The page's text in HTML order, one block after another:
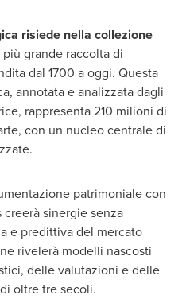
risiede nella collezione
più grande raccolta di
dal 1700 a oggi. Questa
annotata e analizzata dagli
rappresenta 210 milioni di
con un nucleo centrale di
patrimoniale con
sinergie senza
e predittiva del mercato
rivelerà modelli nascosti
delle valutazioni e delle
oltre tre secoli.